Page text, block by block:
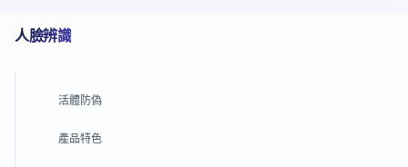
人臉辨識
活體防偽
產品特色